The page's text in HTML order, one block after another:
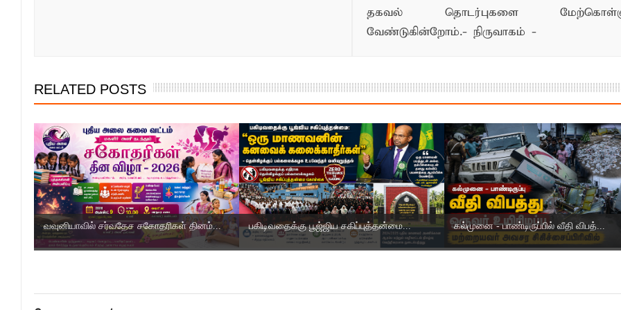
தகவல் தொடர்புகளை
வேண்டுகின்றோம்.- நிருவாகம் -
RELATED POSTS
வவுனியாவில் சர்வதேச சகோதரிகள் தினம்... பகிடிவதைக்கு பூஜ்ஜிய சகிப்புத்தன்மை... கல்முனை - பாண்டிருப்பில் வீதி விபத்...